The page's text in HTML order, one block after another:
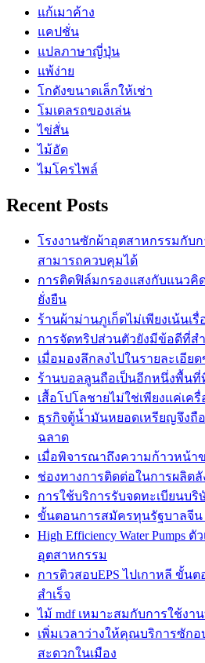
แก้เมาค้าง
แคปชั่น
แปลภาษาญี่ปุ่น
แพ้ง่าย
โกดังขนาดเล็กให้เช่า
โมเดลรถของเล่น
ไข่สั่น
ไม้อัด
ไมโครไพล์
Recent Posts
โรงงานซักผ้าอุตสาหกรรมกับ
สามารถควบคุมได้
การติดฟิล์มกรองแสงกับแนวคิ
ยั่งยืน
ร้านผ้าม่านภูเก็ตไม่เพียงเน้นเ
การจัดทริปส่วนตัวยังมีข้อดีที่ส
เมื่อมองลึกลงไปในรายละเอีย
ร้านบอลลูนถือเป็นอีกหนึ่งพื้นที่
เสื้อโปโลชายไม่ใช่เพียงแค่เค
ธุรกิจตู้น้ำมันหยอดเหรียญจึงถื
ฉลาด
เมื่อพิจารณาถึงความก้าวหน้า
ช่องทางการติดต่อในการผลิต
การใช้บริการรับจดทะเบียนบ
ขั้นตอนการสมัครทุนรัฐบาลจีน
High Efficiency Water Pumps
อุตสาหกรรม
การติวสอบEPS ไปเกาหลี ขั้น
สำเร็จ
ไม้ mdf เหมาะสมกับการใช้งา
เพิ่มเวลาว่างให้คุณบริการซัก
สะดวกในเมือง